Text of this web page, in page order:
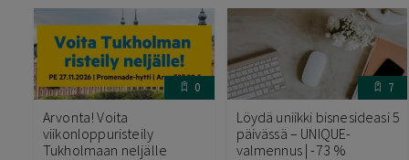
0
Arvonta! Voita
viikonloppuristeily
Tukholmaan neljälle
7
Löydä uniikki bisnesideasi 5
päivässä – UNIQUE-
valmennus | -73 %